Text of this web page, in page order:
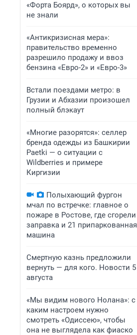
«Форта Боярд», о которых вы
не знали
«Антикризисная мера»:
правительство временно
разрешило продажу и ввоз
бензина «Евро-2» и «Евро-3»
Встали поездами метро: в
Грузии и Абхазии произошел
полный блэкаут
«Многие разорятся»: селлер
бренда одежды из Башкирии
Paetki — о ситуации с
Wildberries и примере
Киргизии
Полыхающий фургон
мчал по встречке: главное о
пожаре в Ростове, где сгорели
заправка и 21 припаркованная
машина
Смертную казнь предложили
вернуть — для кого. Новости 5
августа
«Мы видим нового Нолана»: с
каким настроем нужно
смотреть «Одиссею», чтобы
она не выглядела как фиаско